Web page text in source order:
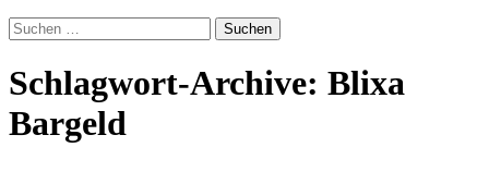
Suchen
nach:
Schlagwort-Archive: Blixa
Bargeld